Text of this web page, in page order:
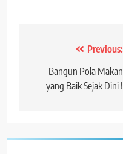
navigation
Previous:
Bangun Pola Makan
yang Baik Sejak Dini !